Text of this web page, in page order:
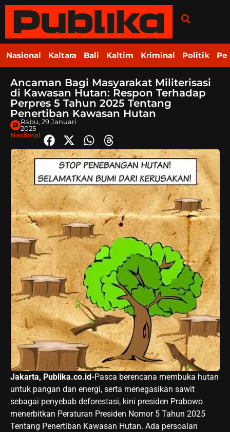
Nasional Kaltara Bali Kaltim Kriminal Politik
Ancaman Bagi Masyarakat Militerisasi
di Kawasan Hutan: Respon Terhadap
Perpres 5 Tahun 2025 Tentang
Penertiban Kawasan Hutan
Rabu, 29 Januari
2025
Nasional
Jakarta, Publika.co.id-Pasca berencana membuka hutan
untuk pangan dan energi, serta menegasikan sawit
sebagai penyebab deforestasi, kini presiden Prabowo
menerbitkan Peraturan Presiden Nomor 5 Tahun 2025
Tentang Penertiban Kawasan Hutan. Ada persoalan